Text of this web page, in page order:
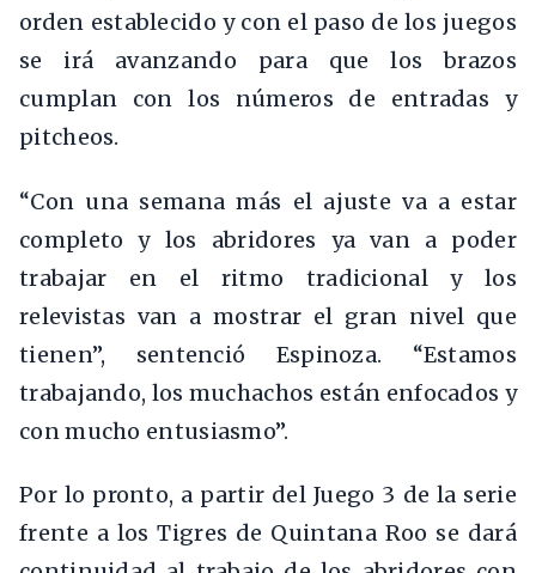
orden establecido y con el paso de los juegos
se irá avanzando para que los brazos
cumplan con los números de entradas y
pitcheos.
“Con una semana más el ajuste va a estar
completo y los abridores ya van a poder
trabajar en el ritmo tradicional y los
relevistas van a mostrar el gran nivel que
tienen”, sentenció Espinoza. “Estamos
trabajando, los muchachos están enfocados y
con mucho entusiasmo”.
Por lo pronto, a partir del Juego 3 de la serie
frente a los Tigres de Quintana Roo se dará